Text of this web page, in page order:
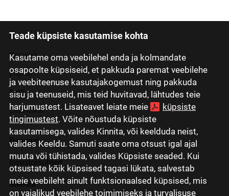
Teade küpsiste kasutamise kohta
Kasutame oma veebilehel enda ja kolmandate
osapoolte küpsiseid, et pakkuda paremat veebilehe
ja veebiteenuse kasutajakogemust ning pakkuda
sisu ja teenuseid, mis teid huvitavad, lähtudes teie
harjumustest. Lisateavet leiate meie
küpsiste
tingimustest. Võite nõustuda küpsiste
kasutamisega, valides Kinnita, või keelduda neist,
valides Keeldu. Samuti saate oma otsust igal ajal
muuta või tühistada, valides Küpsiste seaded. Kui
otsustate kõik küpsised tagasi lükata, salvestab
meie veebileht ainult funktsionaalsed küpsised, mis
on vajalikud veebilehe toimimiseks ja turvalisuse
Latviski
Русский
English
Eesti
Lietuviškai
Pangast
Investorsuhted
Meedia